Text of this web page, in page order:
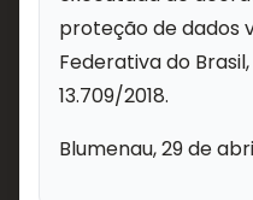
proteção de dados
Federativa do
13.709/2018.
Blumenau, 29 de